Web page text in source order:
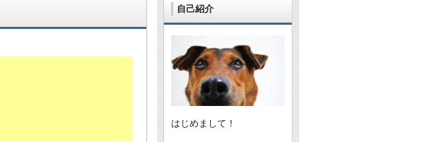
自己紹介
はじめまして！